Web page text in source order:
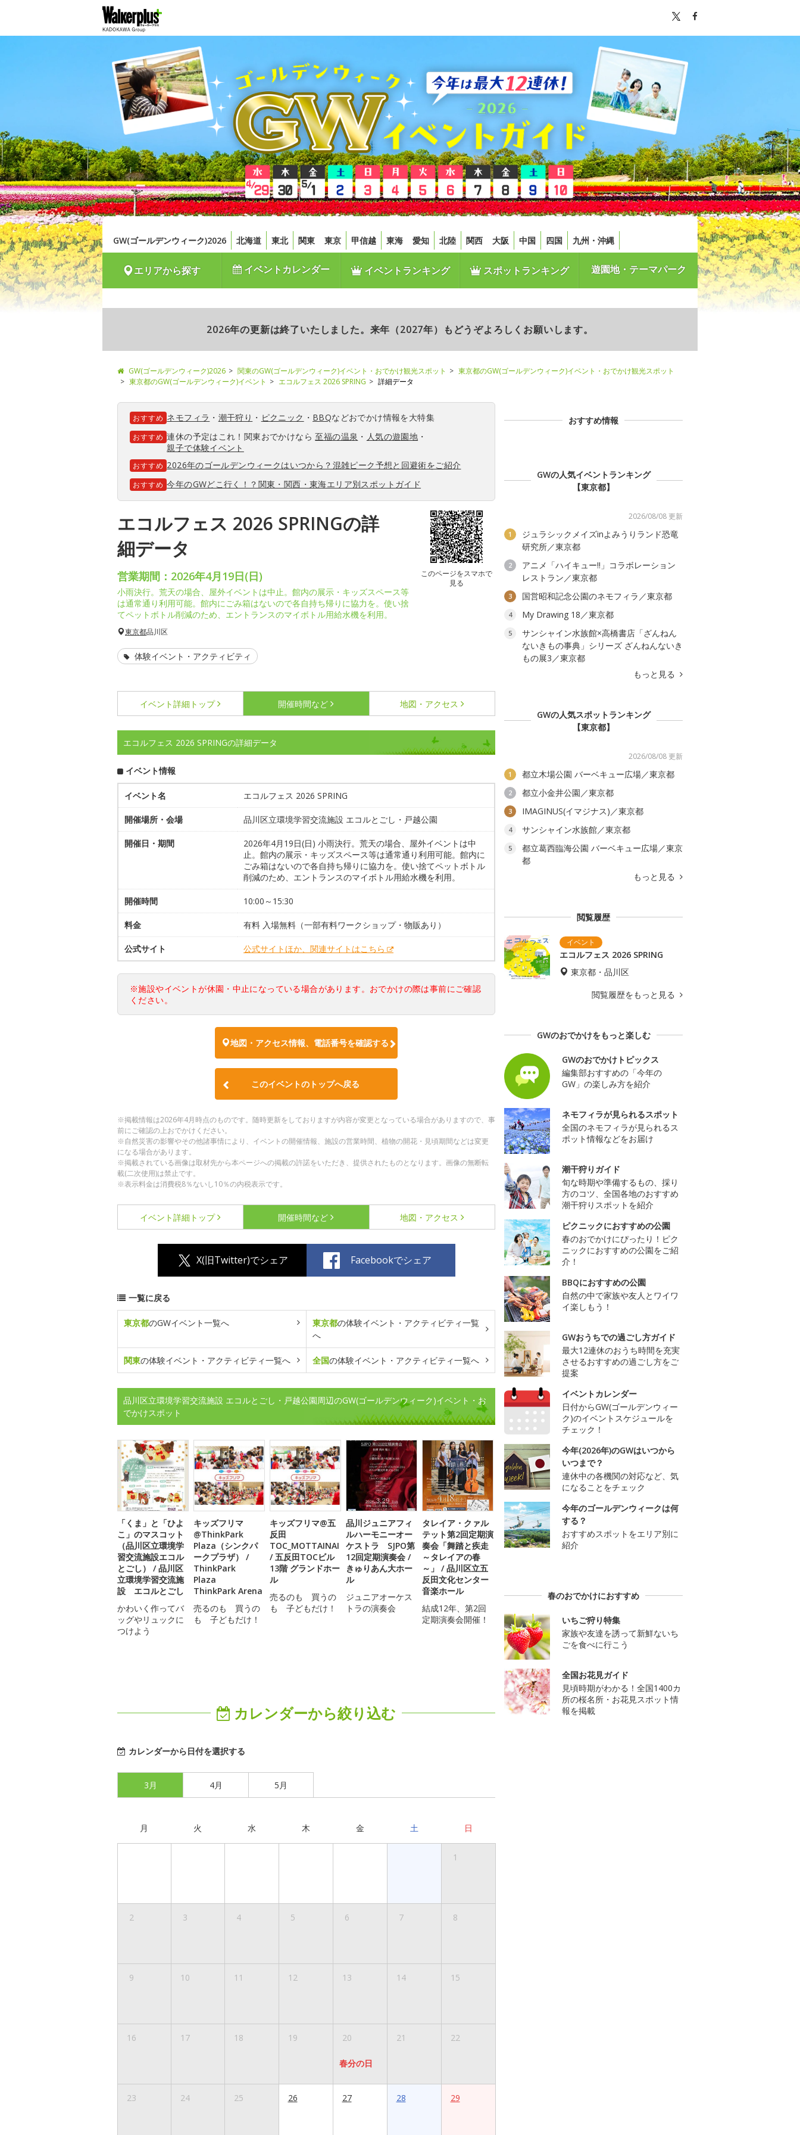
GW(ゴールデンウィーク)2026 北海道 東北 関東 東京 甲信越 東海 愛知 北陸 関西 大阪 中国 四国 九州・沖縄
エリアから探す イベントカレンダー イベントランキング スポットランキング 遊園地・テーマパーク
2026年の更新は終了いたしました。来年（2027年）もどうぞよろしくお願いします。
GW(ゴールデンウィーク)2026 関東のGW(ゴールデンウィーク)イベント・おでかけ観光スポット
東京都のGW(ゴールデンウィーク)イベント・おでかけ観光スポット
東京都のGW(ゴールデンウィーク)イベント
エコルフェス 2026 SPRING 詳細データ
おすすめ ネモフィラ ・ 潮干狩り ・ ピクニック ・ BBQなどおでかけ情報を大特集
おすすめ 連休の予定はこれ！関東おでかけなら至福の温泉 ・ 人気の遊園地 ・
親子で体験イベント
おすすめ 2026年のゴールデンウィークはいつから？混雑ピーク予想と回避術をご紹介
おすすめ 今年のGWどこ行く！？関東・関西・東海エリア別スポットガイド
エコルフェス 2026 SPRINGの詳
細データ
このページをスマホで
見る
営業期間：2026年4月19日(日)
小雨決行。荒天の場合、屋外イベントは中止。館内の展示・キッズスペース等
は通常通り利用可能。館内にごみ箱はないので各自持ち帰りに協力を。使い捨
てペットボトル削減のため、エントランスのマイボトル用給水機を利用。
東京都品川区
体験イベント・アクティビティ
イベント詳細 トップ 開催時間など 地図・アクセス
エコルフェス 2026 SPRINGの詳細データ
イベント情報
イベント名 エコルフェス 2026 SPRING
開催場所・会場 品川区立環境学習交流施設 エコルとごし・戸越公園
開催日・期間
2026年4月19日(日) 小雨決行。荒天の場合、屋外イベントは中
止。館内の展示・キッズスペース等は通常通り利用可能。館内に
ごみ箱はないので各自持ち帰りに協力を。使い捨てペットボトル
削減のため、エントランスのマイボトル用給水機を利用。
開催時間 10:00～15:30
料金 有料 入場無料（一部有料ワークショップ・物販あり）
公式サイト 公式サイトほか、関連サイトはこちら
※施設やイベントが休園・中止になっている場合があります。おでかけの際は事前にご確認
ください。
地図・アクセス情報、電話番号を確認する
このイベントのトップへ戻る
※掲載情報は2026年4月時点のものです。随時更新をしておりますが内容が変更となっている場合がありますので、事
前にご確認の上おでかけください。
※自然災害の影響やその他諸事情により、イベントの開催情報、施設の営業時間、植物の開花・見頃期間などは変更
になる場合があります。
※掲載されている画像は取材先から本ページへの掲載の許諾をいただき、提供されたものとなります。画像の無断転
載(二次使用)は禁止です。
※表示料金は消費税8％ないし10％の内税表示です。
イベント詳細 トップ 開催時間など 地図・アクセス
X(旧Twitter)でシェア Facebookでシェア
一覧に戻る
東京都のGWイベント一覧へ 東京都の体験イベント・アクティビティ一覧
へ
関東の体験イベント・アクティビティ一覧へ 全国の体験イベント・アクティビティ一覧へ
品川区立環境学習交流施設 エコルとごし・戸越公園周辺のGW(ゴールデンウィーク)イベント・お
でかけスポット
「くま」と「ひよ
こ」のマスコット
（品川区立環境学
習交流施設エコル
とごし） / 品川区
立環境学習交流施
設 エコルとごし
かわいく作ってバ
ッグやリュックに
つけよう
キッズフリマ
@ThinkPark
Plaza（シンクパ
ークプラザ） /
ThinkPark
Plaza
ThinkPark Arena
売るのも 買うの
も 子どもだけ！
キッズフリマ@五
反田
TOC_MOTTAINAI
/ 五反田TOCビル
13階 グランドホー
ル
売るのも 買うの
も 子どもだけ！
品川ジュニアフィ
ルハーモニーオー
ケストラ SJPO第
12回定期演奏会 /
きゅりあん大ホー
ル
ジュニアオーケス
トラの演奏会
タレイア・クァル
テット第2回定期演
奏会「舞踏と疾走
～タレイアの春
～」 / 品川区立五
反田文化センター
音楽ホール
結成12年、第2回
定期演奏会開催！
カレンダーから絞り込む
カレンダーから日付を選択する
3月 4月 5月
月 火 水 木 金 土 日
1
2 3 4 5 6 7 8
9 10 11 12 13 14 15
16 17 18 19 20
春分の日
21 22
23 24 25 26 27 28 29
おすすめ情報
GWの人気イベントランキング
【東京都】
2026/08/08 更新
1
ジュラシックメイズinよみうりランド恐竜
研究所／東京都
2
アニメ「ハイキュー!!」コラボレーション
レストラン／東京都
3 国営昭和記念公園のネモフィラ／東京都
4 My Drawing 18／東京都
5
サンシャイン水族館×高橋書店「ざんねん
ないきもの事典」シリーズ ざんねんないき
もの展3／東京都
もっと見る
GWの人気スポットランキング
【東京都】
2026/08/08 更新
1 都立木場公園 バーベキュー広場／東京都
2 都立小金井公園／東京都
3 IMAGINUS(イマジナス)／東京都
4 サンシャイン水族館／東京都
5
都立葛西臨海公園 バーベキュー広場／東京
都
もっと見る
閲覧履歴
エコルフェス 2026 SPRING
東京都・品川区
閲覧履歴をもっと見る
GWのおでかけをもっと楽しむ
GWのおでかけトピックス
編集部おすすめの「今年の
GW」の楽しみ方を紹介
ネモフィラが見られるスポット
全国のネモフィラが見られるス
ポット情報などをお届け
潮干狩りガイド
旬な時期や準備するもの、採り
方のコツ、全国各地のおすすめ
潮干狩りスポットを紹介
ピクニックにおすすめの公園
春のおでかけにぴったり！ピク
ニックにおすすめの公園をご紹
介！
BBQにおすすめの公園
自然の中で家族や友人とワイワ
イ楽しもう！
GWおうちでの過ごし方ガイド
最大12連休のおうち時間を充実
させるおすすめの過ごし方をご
提案
イベントカレンダー
日付からGW(ゴールデンウィー
ク)のイベントスケジュールを
チェック！
今年(2026年)のGWはいつから
いつまで？
連休中の各機関の対応など、気
になることをチェック
今年のゴールデンウィークは何
する？
おすすめスポットをエリア別に
紹介
春のおでかけにおすすめ
いちご狩り特集
家族や友達を誘って新鮮ないち
ごを食べに行こう
全国お花見ガイド
見頃時期がわかる！全国1400カ
所の桜名所・お花見スポット情
報を掲載